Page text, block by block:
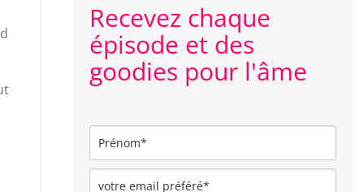
Recevez chaque
épisode et des
goodies pour l'âme